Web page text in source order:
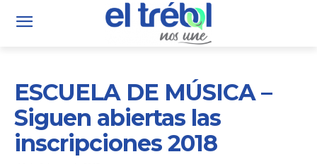
ESCUELA DE MÚSICA –
Siguen abiertas las
inscripciones 2018